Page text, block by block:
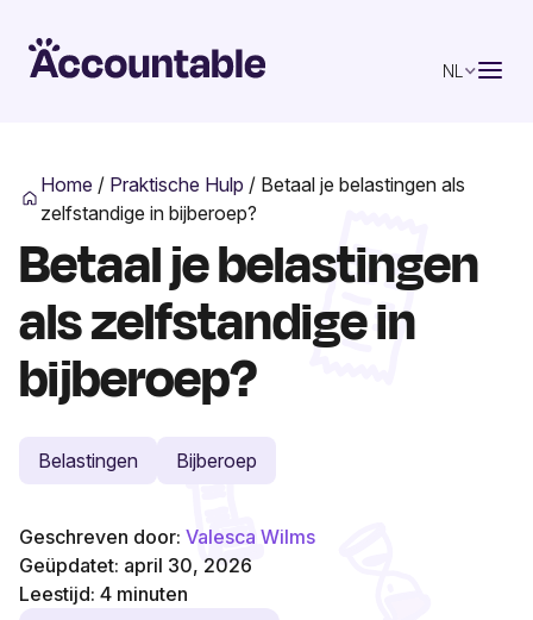
NL
Home / Praktische Hulp / Betaal je belastingen als
zelfstandige in bijberoep?
Betaal je belastingen
als zelfstandige in
bijberoep?
Belastingen Bijberoep
Geschreven door: Valesca Wilms
Geüpdatet: april 30, 2026
Leestijd: 4 minuten